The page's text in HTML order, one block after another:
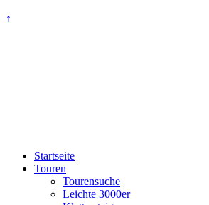
↑
Startseite
Touren
Tourensuche
Leichte 3000er